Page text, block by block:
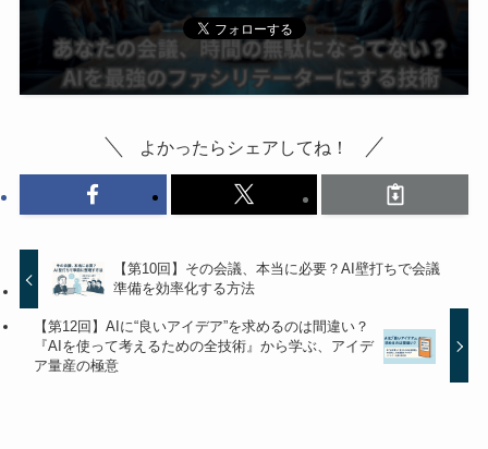
よかったらシェアしてね！
【第10回】その会議、本当に必要？AI壁打ちで会議
準備を効率化する方法
【第12回】AIに“良いアイデア”を求めるのは間違い？
『AIを使って考えるための全技術』から学ぶ、アイデ
ア量産の極意